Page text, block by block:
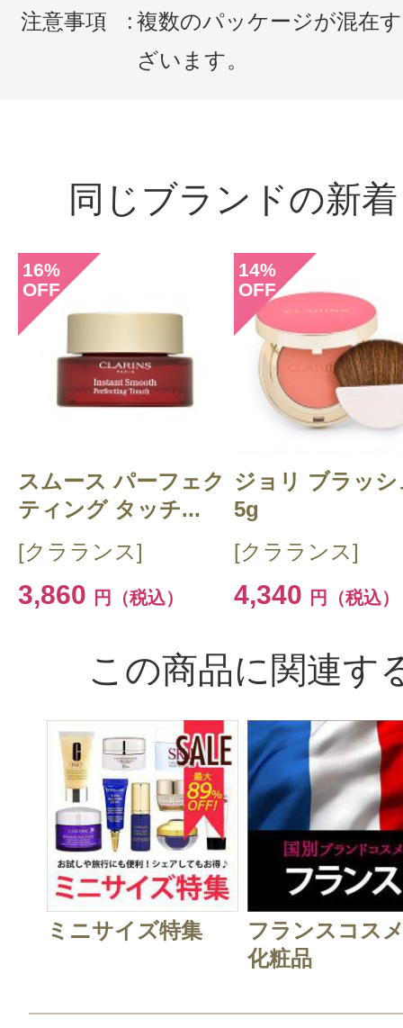
すが、特に脚の付け根、お尻をほぐ
います。これからも使い続けます。
投稿日：2023年10月
タコ 様／50代後半
感じた効能：角質ケア(ボディ)/痩身
購入品：ボディ フィット
もちろん、なるだけで効果があると
どうせ、何かテクスチャーを使うと
これがベストだと思います。
このコスメのレビューを書いて
クチコミを投稿する
マイページの「購
注意事項 : 複数のパッケージが混在
ざいます。
同じブランドの新
16%
OFF
スムース パーフェク
ティング タッチ...
[クラランス]
3,860 円（税込）
14%
OFF
ジョリ ブラッシ
5g
[クラランス]
4,340 円（税込）
この商品に関連す
ミニサイズ特集
フランスコス
化粧品